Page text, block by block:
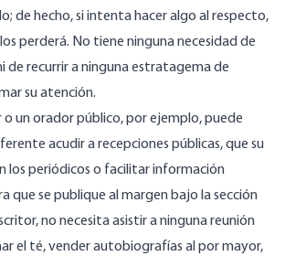
de hecho, si intenta hacer algo al respecto,
perderá. No tiene ninguna necesidad de
de recurrir a ninguna estratagema de
su atención.
o un orador público, por ejemplo, puede
acudir a recepciones públicas, que su
los periódicos o facilitar información
que se publique al margen bajo la sección
no necesita asistir a ninguna reunión
el té, vender autobiografías al por mayor,